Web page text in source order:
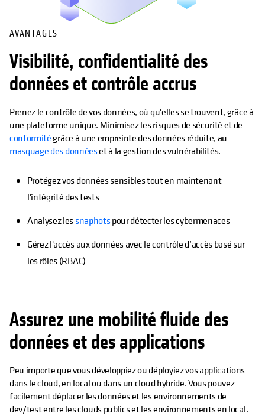
AVANTAGES
Visibilité, confidentialité des
données et contrôle accrus
Prenez le contrôle de vos données, où qu'elles se trouvent, grâce à
une plateforme unique. Minimisez les risques de sécurité et de
conformitégrâce à une empreinte des données réduite, au
masquage des donnéeset à la gestion des vulnérabilités.
Protégez vos données sensibles tout en maintenant
l'intégrité des tests
Analysez lessnaphotspour détecter les cybermenaces
Gérez l'accès aux données avec le contrôle d’accès basé sur
les rôles (RBAC)
Assurez une mobilité fluide des
données et des applications
Peu importe que vous développiez ou déployiez vos applications
dans le cloud, en local ou dans un cloud hybride. Vous pouvez
facilement déplacer les données et les environnements de
dev/test entre les clouds publics et les environnements en local.